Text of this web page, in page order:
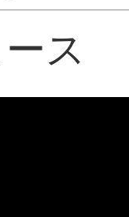
ス